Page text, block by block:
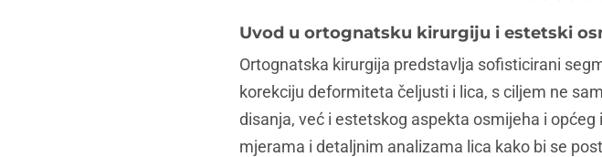
Uvod u ortognatsku kirurgiju i estetski
Ortognatska kirurgija predstavlja sofisticirani
korekciju deformiteta čeljusti i lica, s ciljem ne
disanja, već i estetskog aspekta osmijeha i
mjerama i detaljnim analizama lica kako bi se